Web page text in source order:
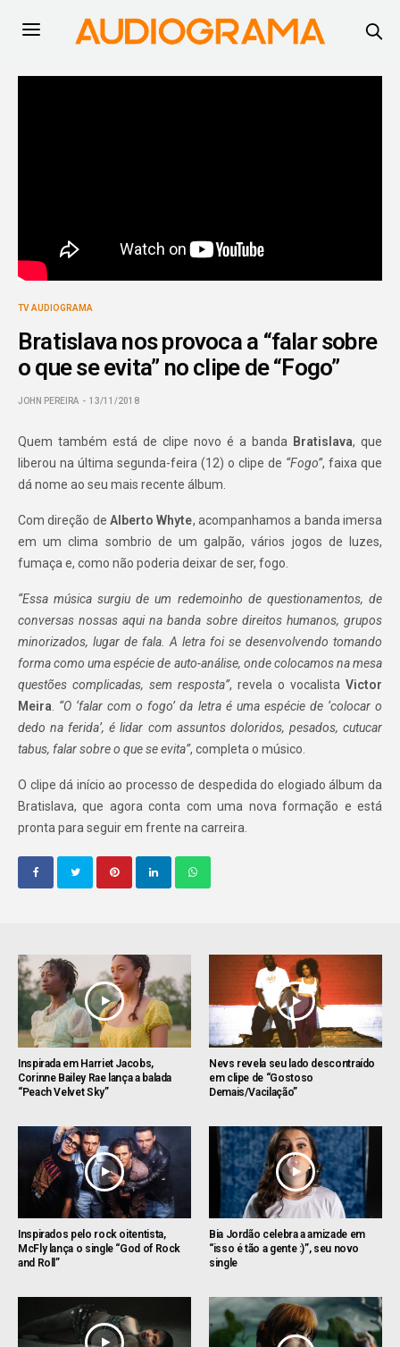
TV AUDIOGRAMA
Bratislava nos provoca a “falar sobre
o que se evita” no clipe de “Fogo”
JOHN PEREIRA 13/11/2018
Quem também está de clipe novo é a banda Bratislava, que
liberou na última segunda-feira (12) o clipe de “Fogo”, faixa que
dá nome ao seu mais recente álbum.
Com direção deAlberto Whyte, acompanhamos a banda imersa
em um clima sombrio de um galpão, vários jogos de luzes,
fumaça e, como não poderia deixar de ser, fogo.
“Essa música surgiu de um redemoinho de questionamentos, de
conversas nossas aqui na banda sobre direitos humanos, grupos
minorizados, lugar de fala. A letra foi se desenvolvendo tomando
forma como uma espécie de auto-análise, onde colocamos na mesa
questões complicadas, sem resposta”, revela o vocalista Victor
Meira. “O ‘falar com o fogo’ da letra é uma espécie de ‘colocar o
dedo na ferida’, é lidar com assuntos doloridos, pesados, cutucar
tabus, falar sobre o que se evita”, completa o músico.
O clipe dá início ao processo de despedida do elogiado álbum da
Bratislava, que agora conta com uma nova formação e está
pronta para seguir em frente na carreira.
Inspirada em Harriet Jacobs,
Corinne Bailey Rae lança a balada
“Peach Velvet Sky”
Nevs revela seu lado descontraído
em clipe de “Gostoso
Demais/Vacilação”
Inspirados pelo rock oitentista,
McFly lança o single “God of Rock
and Roll”
Bia Jordão celebra a amizade em
“isso é tão a gente :)”, seu novo
single